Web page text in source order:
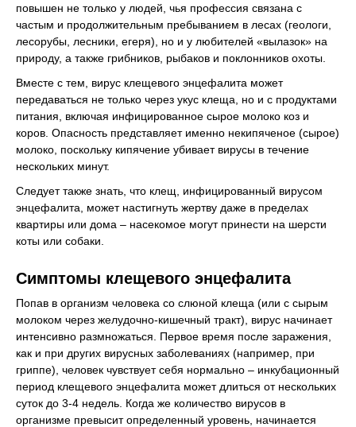
повышен не только у людей, чья профессия связана с
частым и продолжительным пребыванием в лесах (геологи,
лесорубы, лесники, егеря), но и у любителей «вылазок» на
природу, а также грибников, рыбаков и поклонников охоты.
Вместе с тем, вирус клещевого энцефалита может
передаваться не только через укус клеща, но и с продуктами
питания, включая инфицированное сырое молоко коз и
коров. Опасность представляет именно некипяченое (сырое)
молоко, поскольку кипячение убивает вирусы в течение
нескольких минут.
Следует также знать, что клещ, инфицированный вирусом
энцефалита, может настигнуть жертву даже в пределах
квартиры или дома – насекомое могут принести на шерсти
коты или собаки.
Симптомы клещевого энцефалита
Попав в организм человека со слюной клеща (или с сырым
молоком через желудочно-кишечный тракт), вирус начинает
интенсивно размножаться. Первое время после заражения,
как и при других вирусных заболеваниях (например, при
гриппе), человек чувствует себя нормально – инкубационный
период клещевого энцефалита может длиться от нескольких
суток до 3-4 недель. Когда же количество вирусов в
организме превысит определенный уровень, начинается